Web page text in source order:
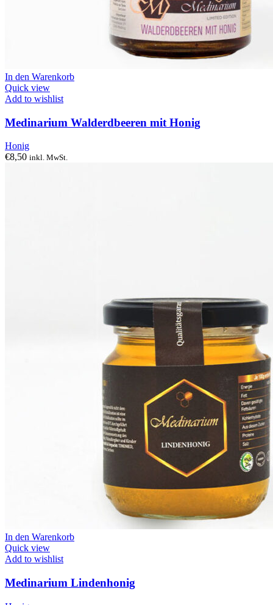
In den Warenkorb
Quick view
Add to wishlist
Medinarium Walderdbeeren mit Honig
Honig
€8,50 inkl. MwSt.
In den Warenkorb
Quick view
Add to wishlist
Medinarium Lindenhonig